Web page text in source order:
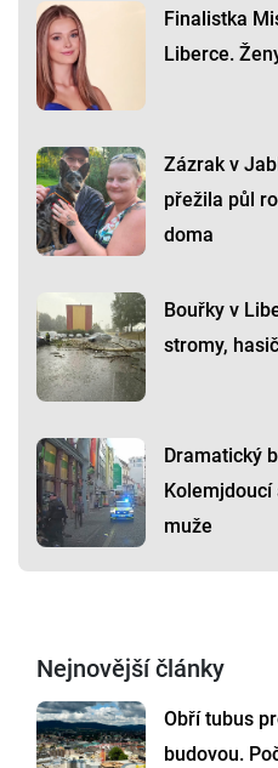
Finalistka
Liberce.
Zázrak v
přežila půl
doma
Bouřky v
stromy,
Dramatický
muže
Nejnovější články
Obří tubus
budovou.